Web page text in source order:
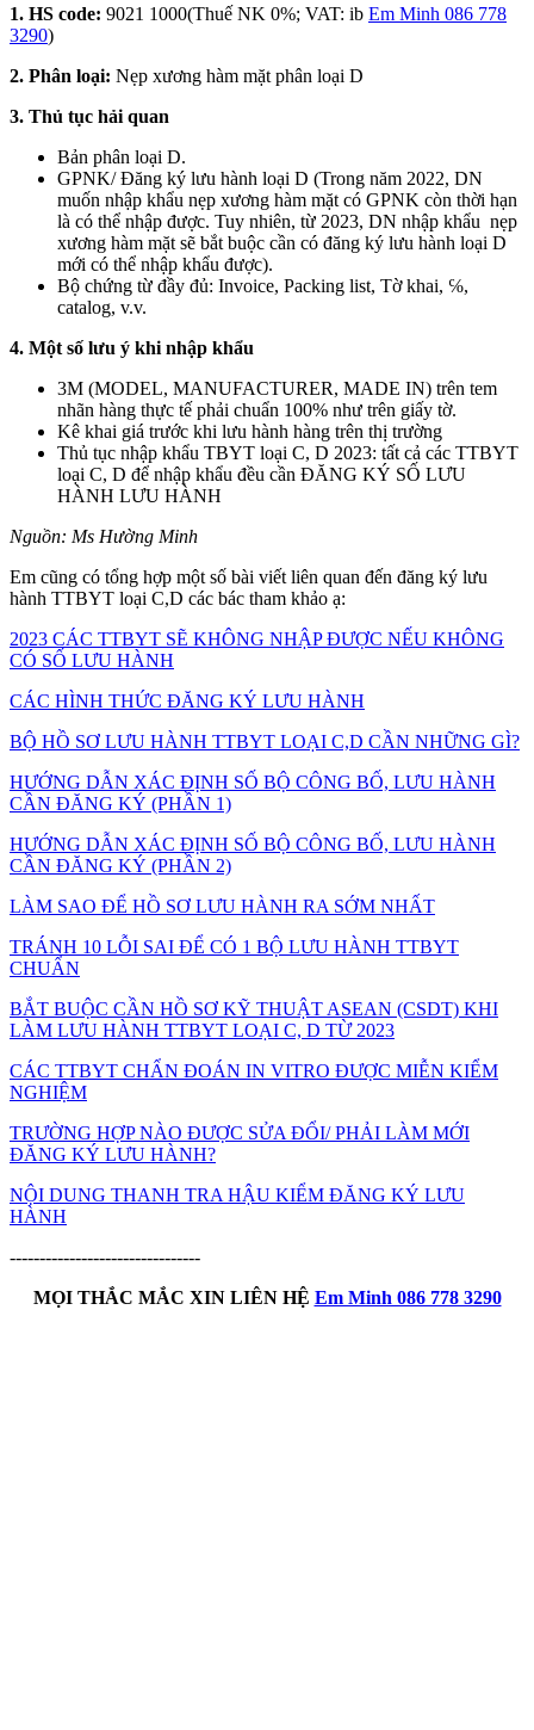
1. HS code: 9021 1000(Thuế NK 0%; VAT: ib Em Minh 086 778
3290)
2. Phân loại: Nẹp xương hàm mặt phân loại D
3. Thủ tục hải quan
Bản phân loại D.
GPNK/ Đăng ký lưu hành loại D (Trong năm 2022, DN
muốn nhập khẩu nẹp xương hàm mặt có GPNK còn thời hạn
là có thể nhập được. Tuy nhiên, từ 2023, DN nhập khẩu nẹp
xương hàm mặt sẽ bắt buộc cần có đăng ký lưu hành loại D
mới có thể nhập khẩu được).
Bộ chứng từ đầy đủ: Invoice, Packing list, Tờ khai, ℅,
catalog, v.v.
4. Một số lưu ý khi nhập khẩu
3M (MODEL, MANUFACTURER, MADE IN) trên tem
nhãn hàng thực tế phải chuẩn 100% như trên giấy tờ.
Kê khai giá trước khi lưu hành hàng trên thị trường
Thủ tục nhập khẩu TBYT loại C, D 2023: tất cả các TTBYT
loại C, D để nhập khẩu đều cần ĐĂNG KÝ SỐ LƯU
HÀNH LƯU HÀNH
Nguồn: Ms Hường Minh
Em cũng có tổng hợp một số bài viết liên quan đến đăng ký lưu
hành TTBYT loại C,D các bác tham khảo ạ:
2023 CÁC TTBYT SẼ KHÔNG NHẬP ĐƯỢC NẾU KHÔNG
CÓ SỐ LƯU HÀNH
CÁC HÌNH THỨC ĐĂNG KÝ LƯU HÀNH
BỘ HỒ SƠ LƯU HÀNH TTBYT LOẠI C,D CẦN NHỮNG GÌ?
HƯỚNG DẪN XÁC ĐỊNH SỐ BỘ CÔNG BỐ, LƯU HÀNH
CẦN ĐĂNG KÝ (PHẦN 1)
HƯỚNG DẪN XÁC ĐỊNH SỐ BỘ CÔNG BỐ, LƯU HÀNH
CẦN ĐĂNG KÝ (PHẦN 2)
LÀM SAO ĐỂ HỒ SƠ LƯU HÀNH RA SỚM NHẤT
TRÁNH 10 LỖI SAI ĐỂ CÓ 1 BỘ LƯU HÀNH TTBYT
CHUẨN
BẮT BUỘC CẦN HỒ SƠ KỸ THUẬT ASEAN (CSDT) KHI
LÀM LƯU HÀNH TTBYT LOẠI C, D TỪ 2023
CÁC TTBYT CHẨN ĐOÁN IN VITRO ĐƯỢC MIỄN KIỂM
NGHIỆM
TRƯỜNG HỢP NÀO ĐƯỢC SỬA ĐỔI/ PHẢI LÀM MỚI
ĐĂNG KÝ LƯU HÀNH?
NỘI DUNG THANH TRA HẬU KIỂM ĐĂNG KÝ LƯU
HÀNH
--------------------------------
MỌI THẮC MẮC XIN LIÊN HỆ Em Minh 086 778 3290